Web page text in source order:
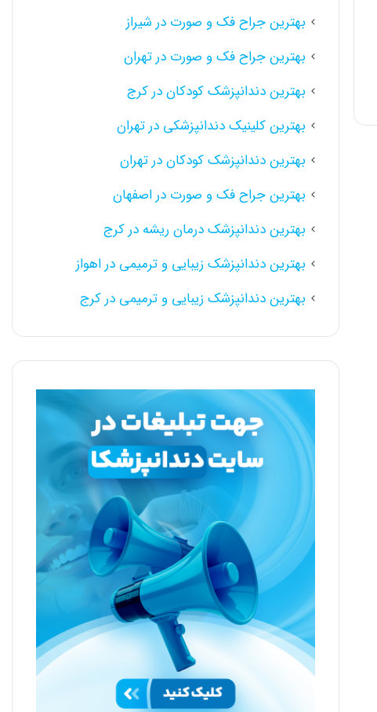
بهترین جراح فک و صورت در شیراز
بهترین جراح فک و صورت در تهران
بهترین دندانپزشک کودکان در کرج
بهترین کلینیک دندانپزشکی در تهران
بهترین دندانپزشک کودکان در تهران
بهترین جراح فک و صورت در اصفهان
بهترین دندانپزشک درمان ریشه در کرج
بهترین دندانپزشک زیبایی و ترمیمی در اهواز
بهترین دندانپزشک زیبایی و ترمیمی در کرج